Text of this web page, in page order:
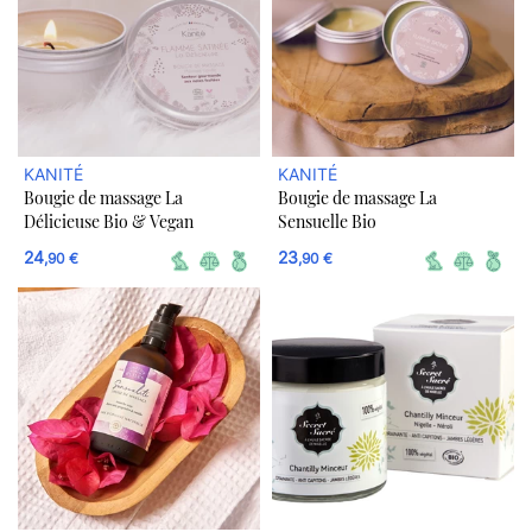
KANITÉ
Bougie de massage La
Délicieuse Bio & Vegan
24,90 €
KANITÉ
Bougie de massage La
Sensuelle Bio
23,90 €